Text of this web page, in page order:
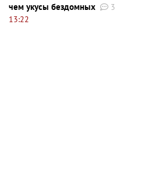
чем укусы бездомных
3
13:22